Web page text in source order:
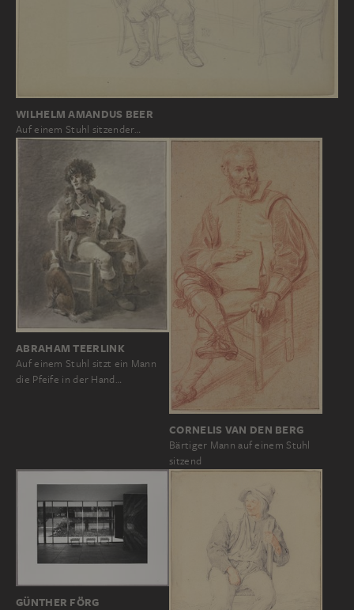
WILHELM AMANDUS BEER
Auf einem Stuhl sitzender…
ABRAHAM TEERLINK
Auf einem Stuhl sitzt ein Mann
die Pfeife in der Hand…
CORNELIS VAN DEN BERG
Bärtiger Mann auf einem Stuhl
sitzend
GÜNTHER FÖRG